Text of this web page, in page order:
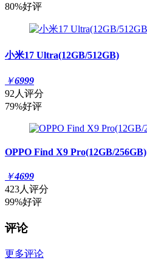
80%好评
小米17 Ultra(12GB/512GB)
￥6999
92人评分
79%好评
OPPO Find X9 Pro(12GB/256GB)
￥4699
423人评分
99%好评
评论
更多评论